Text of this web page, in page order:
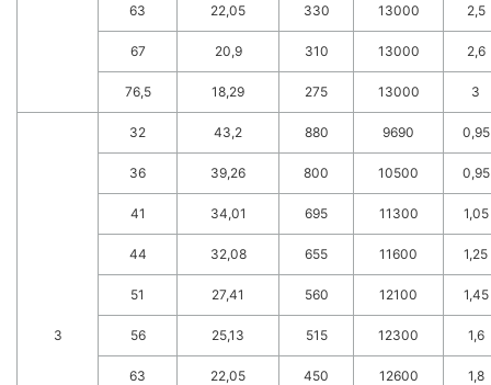
63 22,05 330 13000 2,5
67 20,9 310 13000 2,6
76,5 18,29 275 13000 3
3
32 43,2 880 9690 0,95
36 39,26 800 10500 0,95
41 34,01 695 11300 1,05
44 32,08 655 11600 1,25
51 27,41 560 12100 1,45
56 25,13 515 12300 1,6
63 22,05 450 12600 1,8